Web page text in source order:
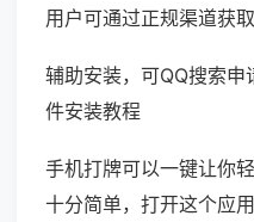
用户可通过正规渠道获取
辅助安装，可QQ搜索
件安装教程
手机打牌可以一键让你
十分简单，打开这个应